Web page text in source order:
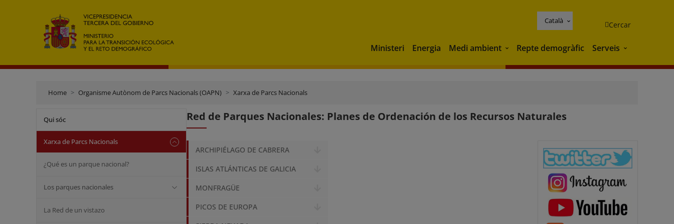
Català Cercar
Ministeri Energia Medi ambient Medi ambient
Repte demogràfic Serveis Serveis
Home Organisme Autònom de Parcs Nacionals (OAPN) Xarxa de Parcs Nacionals
Qui sóc
Xarxa de Parcs Nacionals
¿Qué es un parque nacional?
Los parques nacionales
La Red de un vistazo
Red de Parques Nacionales: Planes de Ordenación de los Recursos Naturales
ARCHIPIÉLAGO DE CABRERA
ISLAS ATLÁNTICAS DE GALICIA
MONFRAGÜE
PICOS DE EUROPA